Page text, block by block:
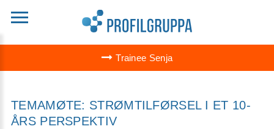
Trainee Senja
TEMAMØTE: STRØMTILFØRSEL I ET 10-
ÅRS PERSPEKTIV